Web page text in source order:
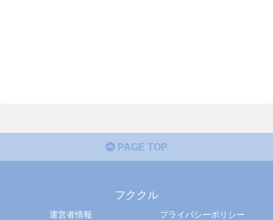
PAGE TOP
フククル
運営者情報 プライバシーポリシー